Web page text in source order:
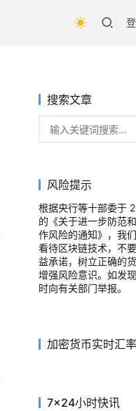
搜索文章
风险提示
根据央行等十部委于
的《关于进一步防范
作风险的通知》，我
看待区块链技术，不
益承诺，树立正确的
增强风险意识。如发
时向有关部门举报。
加密货币实时汇率
7×24小时快讯